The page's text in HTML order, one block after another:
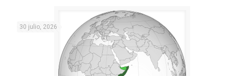
30 julio, 2026